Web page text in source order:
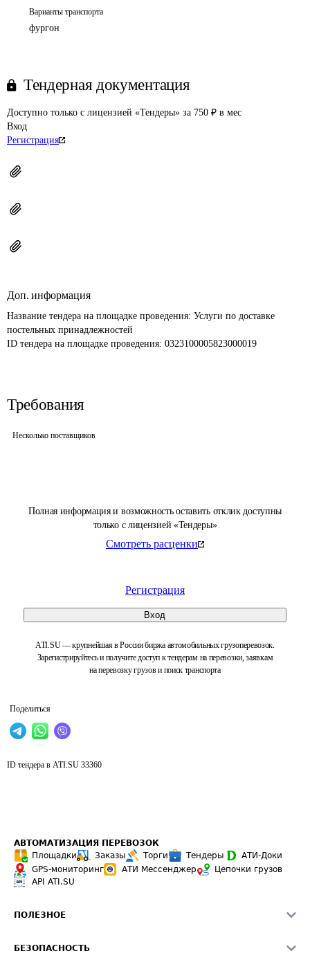
Полная информация и возможность оставить отклик доступны
только с лицензией «Тендеры»
Смотреть расценки
Регистрация
Вход
ATI.SU — крупнейшая в России биржа автомобильных грузоперевозок.
Зарегистрируйтесь и получите доступ к тендерам на перевозки, заявкам
на перевозку грузов и поиск транспорта
Поделиться
Варианты транспорта
фургон
Тендерная документация
Доступно только с лицензией «Тендеры» за 750 ₽ в мес
Вход
Регистрация
Доп. информация
Название тендера на площадке проведения: Услуги по доставке
постельных принадлежностей
ID тендера на площадке проведения: 0323100005823000019
Требования
Несколько поставщиков
ID тендера в ATI.SU 33360
АВТОМАТИЗАЦИЯ ПЕРЕВОЗОК
Площадки
Заказы Торги Тендеры
АТИ-Доки
GPS-мониторинг
АТИ Мессенджер
Цепочки грузов
API ATI.SU
ПОЛЕЗНОЕ
БЕЗОПАСНОСТЬ